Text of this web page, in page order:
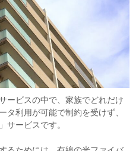
ービスの中で、家族でどれだけ
タ利用が可能で制約を受けず、
サービスです。